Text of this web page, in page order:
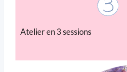
Atelier en 3 sessions